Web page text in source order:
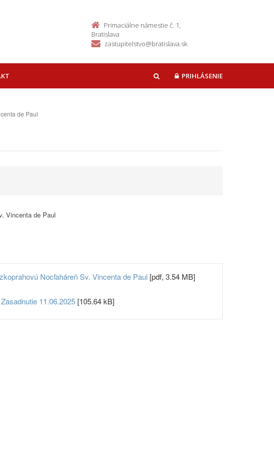
Primaciálne námestie č. 1,
Bratislava
zastupitelstvo@bratislava.sk
HĽADAŤPRIHLÁSENIE
de Paul
Vincenta de Paul
Nocľaháreň Sv. Vincenta de Paul [pdf, 3.54 MB]
11.06.2025 [105.64 kB]